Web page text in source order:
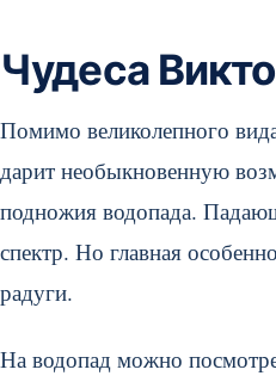
Чудеса
Помимо великолепного
дарит необыкновенную
подножия водопада.
спектр. Но главная
радуги.
На водопад можно